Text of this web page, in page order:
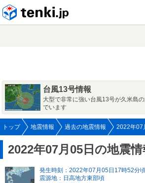
台風13号情報
大型で非常に強い台風13号が久米島
でいます
トップ 地震情報 過去の地震情報 2022年07
2022年07月05日の地震情
発生時刻：2022年07月05日17時52分
震源地：日高地方東部頃